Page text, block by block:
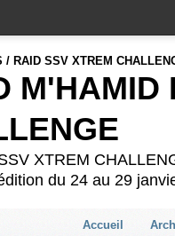
M'HAMID
XTREM
du 24 au 29
Accueil